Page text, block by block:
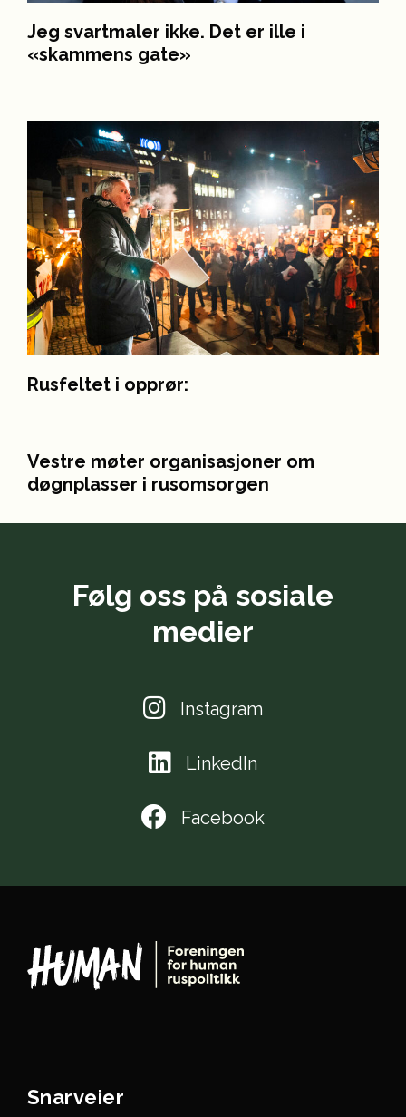
Jeg svartmaler ikke. Det er ille i
«skammens gate»
Rusfeltet i opprør:
Vestre møter organisasjoner om
døgnplasser i rusomsorgen
Følg oss på sosiale
medier
Instagram
LinkedIn
Facebook
Snarveier